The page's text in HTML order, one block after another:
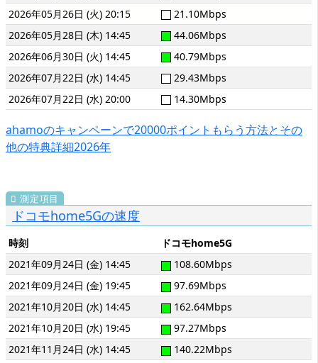
2026年05月26日 (火) 20:15
21.10Mbps
2026年05月28日 (木) 14:45
44.06Mbps
2026年06月30日 (火) 14:45
40.79Mbps
2026年07月22日 (水) 14:45
29.43Mbps
2026年07月22日 (水) 20:00
14.30Mbps
ahamoのキャンペーンで20000ポイントもらう方法とその
他の特典詳細2026年
ドコモhome5Gの速度
時刻
ドコモhome5G
2021年09月24日 (金) 14:45
108.60Mbps
2021年09月24日 (金) 19:45
97.69Mbps
2021年10月20日 (水) 14:45
162.64Mbps
2021年10月20日 (水) 19:45
97.27Mbps
2021年11月24日 (水) 14:45
140.22Mbps